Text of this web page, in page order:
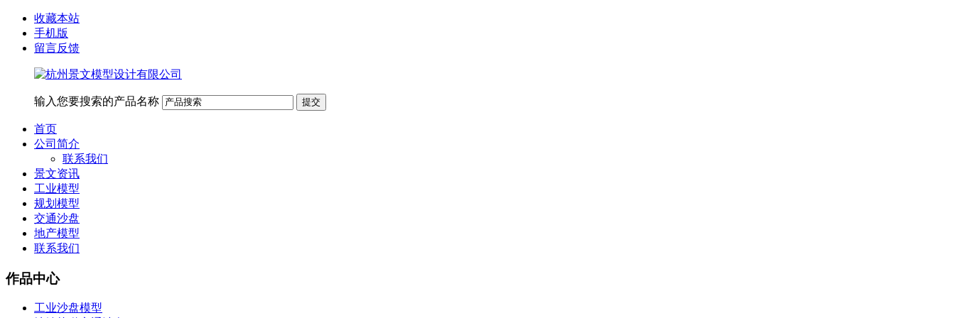
收藏本站
手机版
留言反馈
输入您要搜索的产品名称
首页
公司简介
联系我们
景文资讯
工业模型
规划模型
交通沙盘
地产模型
联系我们
作品中心
工业沙盘模型